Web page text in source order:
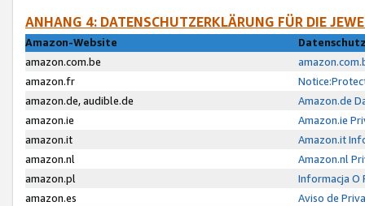
ANHANG 4: DATENSCHUTZERKLÄRUNG FÜR DIE
Amazon-Website
amazon.com.be
amazon.fr
amazon.de, audible.de
Amazon.de
amazon.ie
Amazon.ie
amazon.it
Amazon.it
amazon.nl
Amazon.nl
amazon.pl
Informacja O
amazon.es
Aviso de